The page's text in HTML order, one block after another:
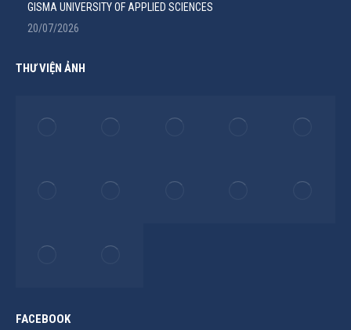
GISMA UNIVERSITY OF APPLIED SCIENCES
20/07/2026
THƯ VIỆN ẢNH
FACEBOOK